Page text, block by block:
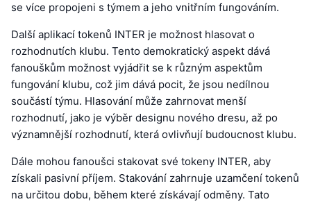
se více propojeni s týmem a jeho vnitřním fungováním.
Další aplikací tokenů INTER je možnost hlasovat o
rozhodnutích klubu. Tento demokratický aspekt dává
fanouškům možnost vyjádřit se k různým aspektům
fungování klubu, což jim dává pocit, že jsou nedílnou
součástí týmu. Hlasování může zahrnovat menší
rozhodnutí, jako je výběr designu nového dresu, až po
významnější rozhodnutí, která ovlivňují budoucnost klubu.
Dále mohou fanoušci stakovat své tokeny INTER, aby
získali pasivní příjem. Stakování zahrnuje uzamčení tokenů
na určitou dobu, během které získávají odměny. Tato